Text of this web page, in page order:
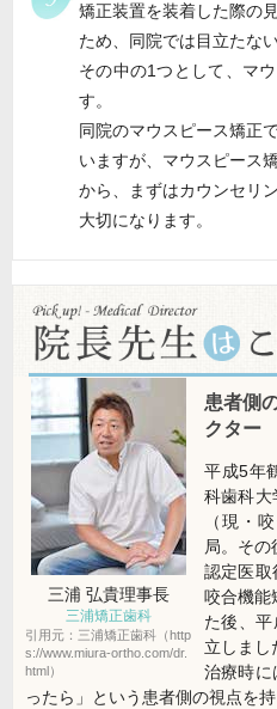
矯正装置を装着した際の
ため、同院では目立たな
その中の1つとして、マ
す。
同院のマウスピース矯正
いますが、マウスピース
から、まずはカウンセリ
大切になります。
三浦 弘貴理事長
三浦矯正歯科
引用元：三浦矯正歯科（http
s://www.miura-ortho.com/dr.
html）
患者側
クター
平成5年
科歯科大
（現・
局。そ
認定医取
咬合機能
た後、
立しまし
治療時に
ったら」という患者側の視点を